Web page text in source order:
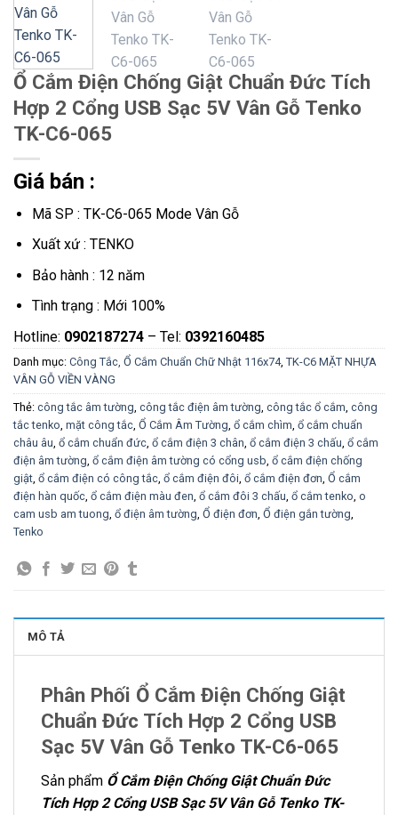
Ổ Cắm Điện Chống Giật Chuẩn Đức Tích
Hợp 2 Cổng USB Sạc 5V Vân Gỗ Tenko
TK-C6-065
Giá bán :
Mã SP : TK-C6-065 Mode Vân Gỗ
Xuất xứ : TENKO
Bảo hành : 12 năm
Tình trạng : Mới 100%
Hotline: 0902187274 – Tel: 0392160485
Danh mục: Công Tắc, Ổ Cắm Chuẩn Chữ Nhật 116x74, TK-C6 MẶT NHỰA
VÂN GỖ VIỀN VÀNG
Thẻ: công tắc âm tường công tắc điện âm tường công tắc ổ cắm công
tắc tenko mặt công tắc Ổ Cắm Âm Tường ổ cắm chìm ổ cắm chuẩn
châu âu ổ cắm chuẩn đức ổ cắm điện 3 chân ổ cắm điện 3 chấu ổ cắm
điện âm tường ổ cắm điện âm tường có cổng usb ổ cắm điện chống
giật ổ cắm điện có công tắc ổ cắm điện đôi ổ cắm điện đơn Ổ cắm
điện hàn quốc ổ cắm điện màu đen ổ cắm đôi 3 chấu ổ cắm tenko o
cam usb am tuong ổ điện âm tường Ổ điện đơn Ổ điện gắn tường
Tenko
MÔ TẢ
Phân Phối Ổ Cắm Điện Chống Giật
Chuẩn Đức Tích Hợp 2 Cổng USB
Sạc 5V Vân Gỗ Tenko TK-C6-065
Sản phẩm Ổ Cắm Điện Chống Giật Chuẩn Đức
Tích Hợp 2 Cổng USB Sạc 5V Vân Gỗ Tenko TK-